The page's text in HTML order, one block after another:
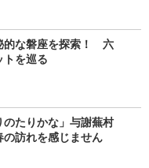
的な磐座を探索！ 六
トを巡る
たりかな」与謝蕪村
の訪れを感じません